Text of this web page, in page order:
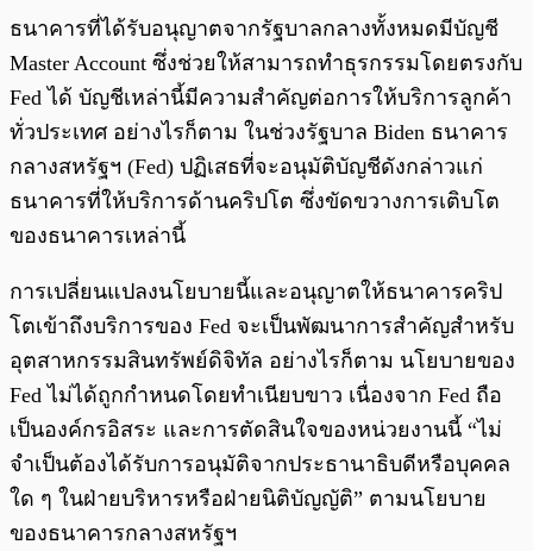
ธนาคารที่ได้รับอนุญาตจากรัฐบาลกลางทั้งหมดมีบัญชี
Master Account ซึ่งช่วยให้สามารถทำธุรกรรมโดยตรงกับ
Fed ได้ บัญชีเหล่านี้มีความสำคัญต่อการให้บริการลูกค้า
ทั่วประเทศ อย่างไรก็ตาม ในช่วงรัฐบาล Biden ธนาคาร
กลางสหรัฐฯ (Fed) ปฏิเสธที่จะอนุมัติบัญชีดังกล่าวแก่
ธนาคารที่ให้บริการด้านคริปโต ซึ่งขัดขวางการเติบโต
ของธนาคารเหล่านี้
การเปลี่ยนแปลงนโยบายนี้และอนุญาตให้ธนาคารคริป
โตเข้าถึงบริการของ Fed จะเป็นพัฒนาการสำคัญสำหรับ
อุตสาหกรรมสินทรัพย์ดิจิทัล อย่างไรก็ตาม นโยบายของ
Fed ไม่ได้ถูกกำหนดโดยทำเนียบขาว เนื่องจาก Fed ถือ
เป็นองค์กรอิสระ และการตัดสินใจของหน่วยงานนี้ “ไม่
จำเป็นต้องได้รับการอนุมัติจากประธานาธิบดีหรือบุคคล
ใด ๆ ในฝ่ายบริหารหรือฝ่ายนิติบัญญัติ” ตามนโยบาย
ของธนาคารกลางสหรัฐฯ